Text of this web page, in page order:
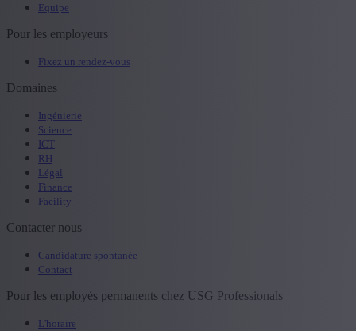
Équipe
Pour les employeurs
Fixez un rendez-vous
Domaines
Ingénierie
Science
ICT
RH
Légal
Finance
Facility
Contacter nous
Candidature spontanée
Contact
Pour les employés permanents chez USG Professionals
L'horaire